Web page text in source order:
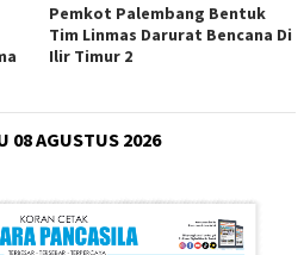
Pemkot Palembang Bentuk
Tim Linmas Darurat Bencana Di
Ilir Timur 2
08 AGUSTUS 2026